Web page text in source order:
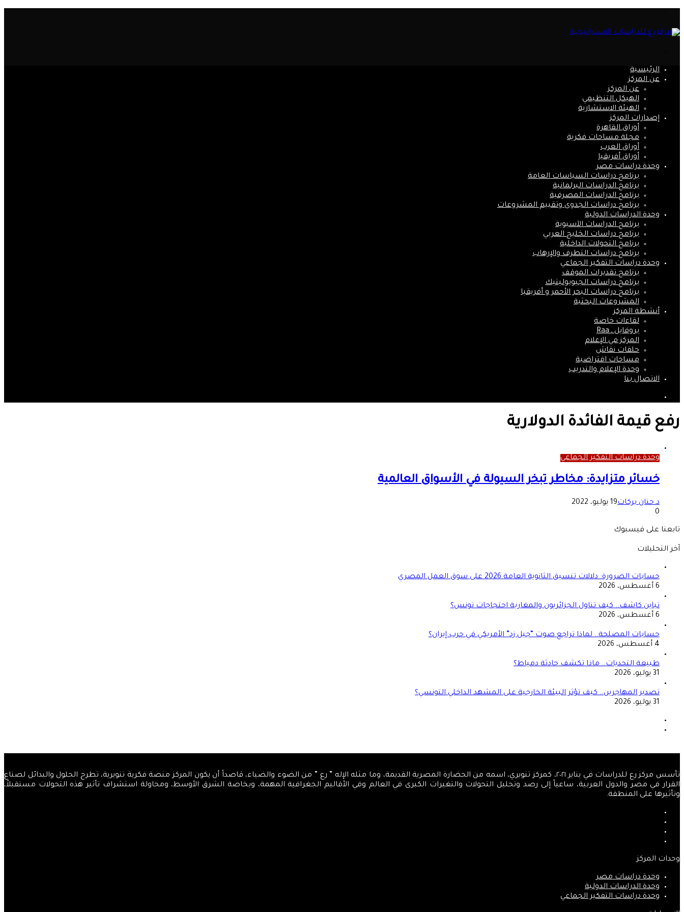
الرئيسية
عن المركز
عن المركز
الهيكل التنظيمي
الهيئة الاستشارية
إصدارات المركز
أوراق القاهرة
مجلة مساحات فكرية
أوراق العرب
أوراق أفريقيا
وحدة دراسات مصر
برنامج دراسات السياسات العامة
برنامج الدراسات البرلمانية
برنامج الدراسات المصرفية
برنامج دراسات الجدوى وتقييم المشروعات
وحدة الدراسات الدولية
برنامج الدراسات الآسيوية
برنامج دراسات الخليج العربي
برنامج التحولات الداخلية
برنامج دراسات التطرف والإرهاب
وحدة دراسات التفكير الجماعي
برنامج تقديرات الموقف
برنامج دراسات الجيوبوليتيك
برنامج دراسات البحر الأحمر و أفريقيا
المشروعات البحثية
أنشطة المركز
لقاءات خاصة
بروفايل ـ Raa
المركز في الإعلام
حلقات نقاش
مساحات افتراضية
وحدة الإعلام والتدريب
الاتصال بنا
رفع قيمة الفائدة الدولارية
وحدة دراسات التفكير الجماعي
خسائر متزايدة: مخاطر تبخر السيولة في الأسواق العالمية
د.حنان بركات19 يوليو، 2022
0
تابعنا على فيسبوك
آخر التحليلات
حسابات الضرورة: دلالات تنسيق الثانوية العامة 2026 على سوق العمل المصري
6 أغسطس، 2026
تباين كاشف.. كيف تناول الجزائريون والمغاربة احتجاجات تونس؟
6 أغسطس، 2026
حسابات المصلحة.. لماذا تراجع صوت “جيل زد” الأمريكي في حرب إيران؟
4 أغسطس، 2026
طبيعة التحديات.. ماذا تكشف حادثة دمياط؟
31 يوليو، 2026
تصدير المهاجرين.. كيف تؤثر البيئة الخارجية على المشهد الداخلي التونسي؟
31 يوليو، 2026
تأسس مركز رع للدراسات في يناير ٢٠٢١، كمركز تنويري، اسمه من الحضارة المصرية القديمة، وما مثله الإله ” رع ” من الضوء والضياء، قاصداً أن يكون المركز منصة فكرية تنويرية، تطرح الحلول والبدائل لصناع
القرار في مصر والدول العربية، ساعياً إلى رصد وتحليل التحولات والتغيرات الكبرى في العالم وفي الأقاليم الجغرافية المهمة، وبخاصة الشرق الأوسط، ومحاولة استشراف تأثير هذه التحولات مستقبلاً،
وتأثيرها على المنطقة.
وحدات المركز
وحدة دراسات مصر
وحدة الدراسات الدولية
وحدة دراسات التفكير الجماعي